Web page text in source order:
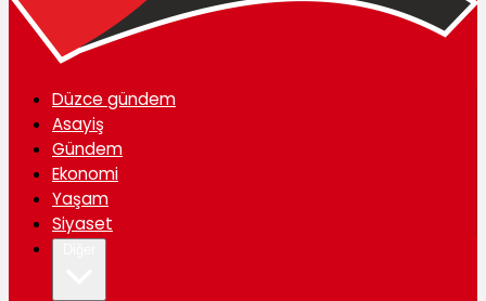
Düzce gündem
Asayiş
Gündem
Ekonomi
Yaşam
Siyaset